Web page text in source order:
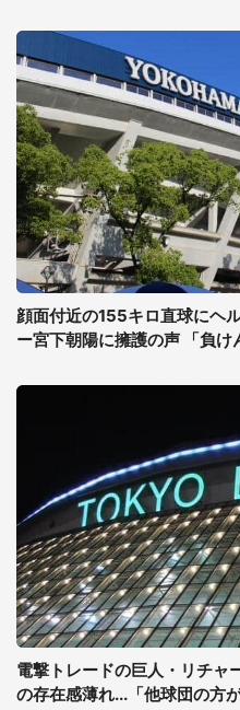
顔面付近の155キロ直球にヘ
ー宮下朝陽に擁護の声 「負
電撃トレードの巨人・リチャ
の存在感薄れ...「他球団の方